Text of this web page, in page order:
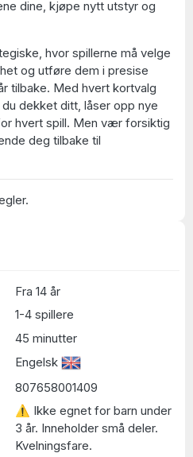
Fra 14 år
1-4 spillere
45 minutter
Engelsk
807658001409
⚠ Ikke egnet for barn under
3 år. Inneholder små deler.
Kvelningsfare.
dine, kjøpe nytt utstyr og
hvor spillerne må velge
og utføre dem i presise
tilbake. Med hvert kortvalg
dekket ditt, låser opp nye
hvert spill. Men vær forsiktig
deg tilbake til